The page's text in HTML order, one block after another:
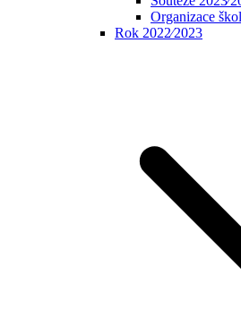
Organizace
Rok 2022⁄2023